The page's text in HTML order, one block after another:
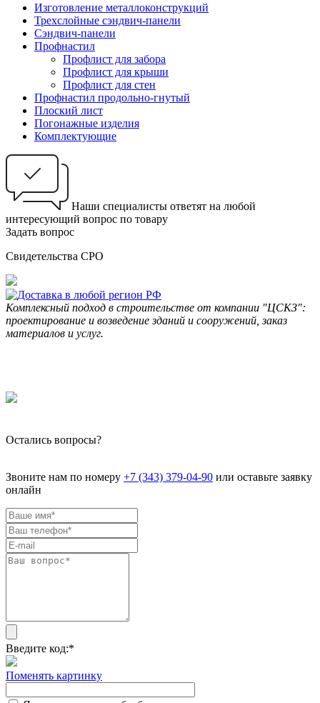
Изготовление металлоконструкций
Трехслойные сэндвич-панели
Сэндвич-панели
Профнастил
Профлист для забора
Профлист для крыши
Профлист для стен
Профнастил продольно-гнутый
Плоский лист
Погонажные изделия
Комплектующие
Наши специалисты ответят на любой
интересующий вопрос по товару
Задать вопрос
Свидетельства СРО
Комплексный подход в строительстве от компании "ЦСКЗ":
проектирование и возведение зданий и сооружений, заказ
материалов и услуг.
Остались вопросы?
Звоните нам по номеру +7 (343) 379-04-90 или оставьте заявку
онлайн
Введите код:*
Поменять картинку